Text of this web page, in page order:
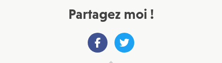
Partagez moi !